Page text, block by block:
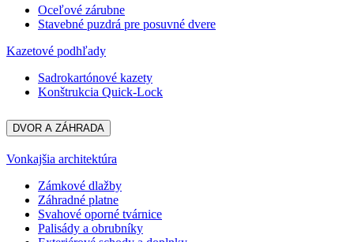
Oceľové zárubne
Stavebné puzdrá pre posuvné dvere
Kazetové podhľady
Sadrokartónové kazety
Konštrukcia Quick-Lock
DVOR A ZÁHRADA
Vonkajšia architektúra
Zámkové dlažby
Záhradné platne
Svahové oporné tvárnice
Palisády a obrubníky